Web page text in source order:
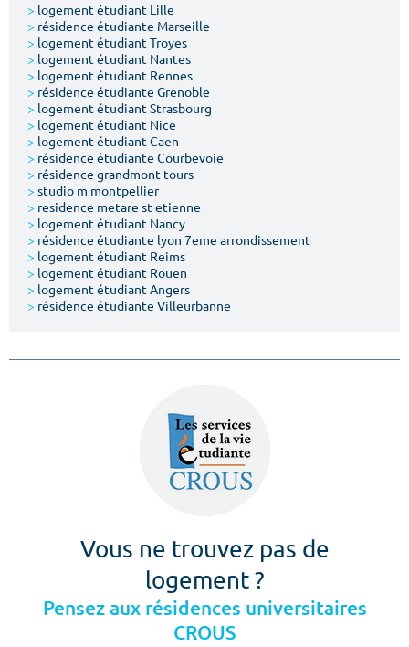
Votre date d'entrée
Chercher
> logement étudiant Lille
> résidence étudiante Marseille
> logement étudiant Troyes
> logement étudiant Nantes
> logement étudiant Rennes
> résidence étudiante Grenoble
> logement étudiant Strasbourg
> logement étudiant Nice
> logement étudiant Caen
> résidence étudiante Courbevoie
> résidence grandmont tours
> studio m montpellier
> residence metare st etienne
> logement étudiant Nancy
> résidence étudiante lyon 7eme arrondissement
> logement étudiant Reims
> logement étudiant Rouen
> logement étudiant Angers
> résidence étudiante Villeurbanne
Vous ne trouvez pas de
logement ?
Pensez aux résidences universitaires
CROUS